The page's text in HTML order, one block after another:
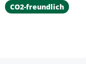
CO2-freundlich